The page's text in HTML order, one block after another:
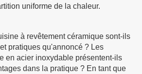
uniforme de la chaleur.
à revêtement céramique sont-ils
pratiques qu'annoncé ? Les
en acier inoxydable présentent-ils
dans la pratique ? En tant que